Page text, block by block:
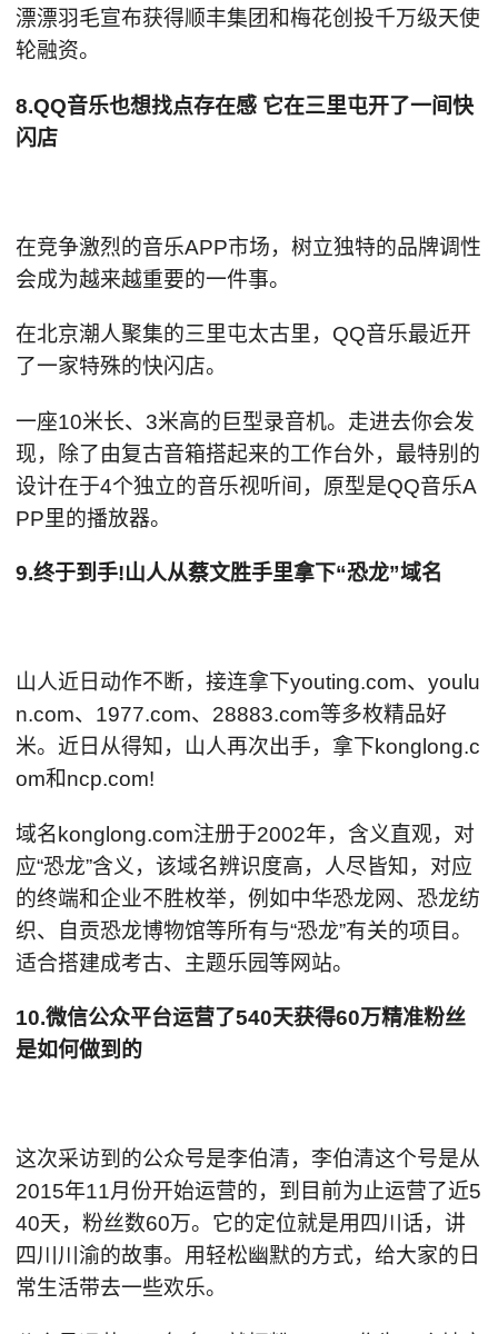
漂漂羽毛宣布获得顺丰集团和梅花创投千万级天使
轮融资。
8.QQ音乐也想找点存在感 它在三里屯开了一间快
闪店
在竞争激烈的音乐APP市场，树立独特的品牌调性
会成为越来越重要的一件事。
在北京潮人聚集的三里屯太古里，QQ音乐最近开
了一家特殊的快闪店。
一座10米长、3米高的巨型录音机。走进去你会发
现，除了由复古音箱搭起来的工作台外，最特别的
设计在于4个独立的音乐视听间，原型是QQ音乐A
PP里的播放器。
9.终于到手!山人从蔡文胜手里拿下“恐龙”域名
山人近日动作不断，接连拿下youting.com、youlu
n.com、1977.com、28883.com等多枚精品好
米。近日从得知，山人再次出手，拿下konglong.c
om和ncp.com!
域名konglong.com注册于2002年，含义直观，对
应“恐龙”含义，该域名辨识度高，人尽皆知，对应
的终端和企业不胜枚举，例如中华恐龙网、恐龙纺
织、自贡恐龙博物馆等所有与“恐龙”有关的项目。
适合搭建成考古、主题乐园等网站。
10.微信公众平台运营了540天获得60万精准粉丝
是如何做到的
这次采访到的公众号是李伯清，李伯清这个号是从
2015年11月份开始运营的，到目前为止运营了近5
40天，粉丝数60万。它的定位就是用四川话，讲
四川川渝的故事。用轻松幽默的方式，给大家的日
常生活带去一些欢乐。